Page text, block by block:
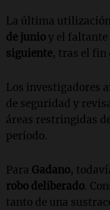
La última
de junioy el faltante
siguiente, tras el fin
Los investigadores
de seguridad y
áreas restringidas
período.
Para Gadano,
robo deliberado.
tanto de una